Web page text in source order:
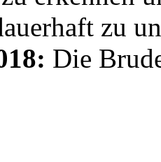
zu
Die